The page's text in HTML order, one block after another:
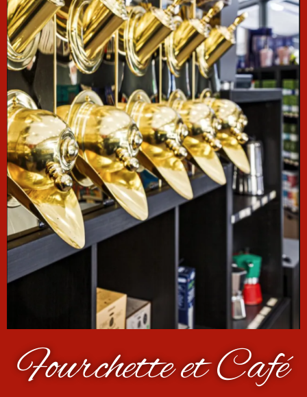
Fourchette et Café